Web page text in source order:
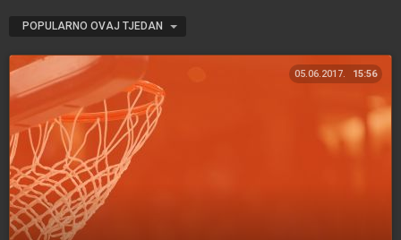
POPULARNO OVAJ TJEDAN
05.06.2017. 15:56